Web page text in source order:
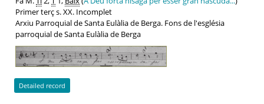
Primer terç s. XX. Incomplet
Arxiu Parroquial de Santa Eulàlia de Berga. Fons de l'església
parroquial de Santa Eulàlia de Berga
Detailed record